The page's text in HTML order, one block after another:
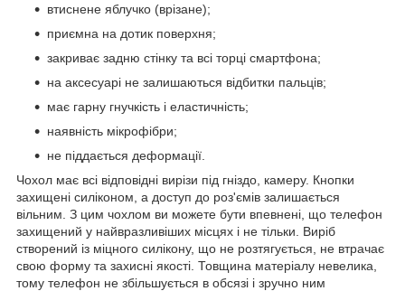
втиснене яблучко (врізане);
приємна на дотик поверхня;
закриває задню стінку та всі торці смартфона;
на аксесуарі не залишаються відбитки пальців;
має гарну гнучкість і еластичність;
наявність мікрофібри;
не піддається деформації.
Чохол має всі відповідні вирізи під гніздо, камеру. Кнопки
захищені силіконом, а доступ до роз'ємів залишається
вільним. З цим чохлом ви можете бути впевнені, що телефон
захищений у найвразливіших місцях і не тільки. Виріб
створений із міцного силікону, що не розтягується, не втрачає
свою форму та захисні якості. Товщина матеріалу невелика,
тому телефон не збільшується в обсязі і зручно ним